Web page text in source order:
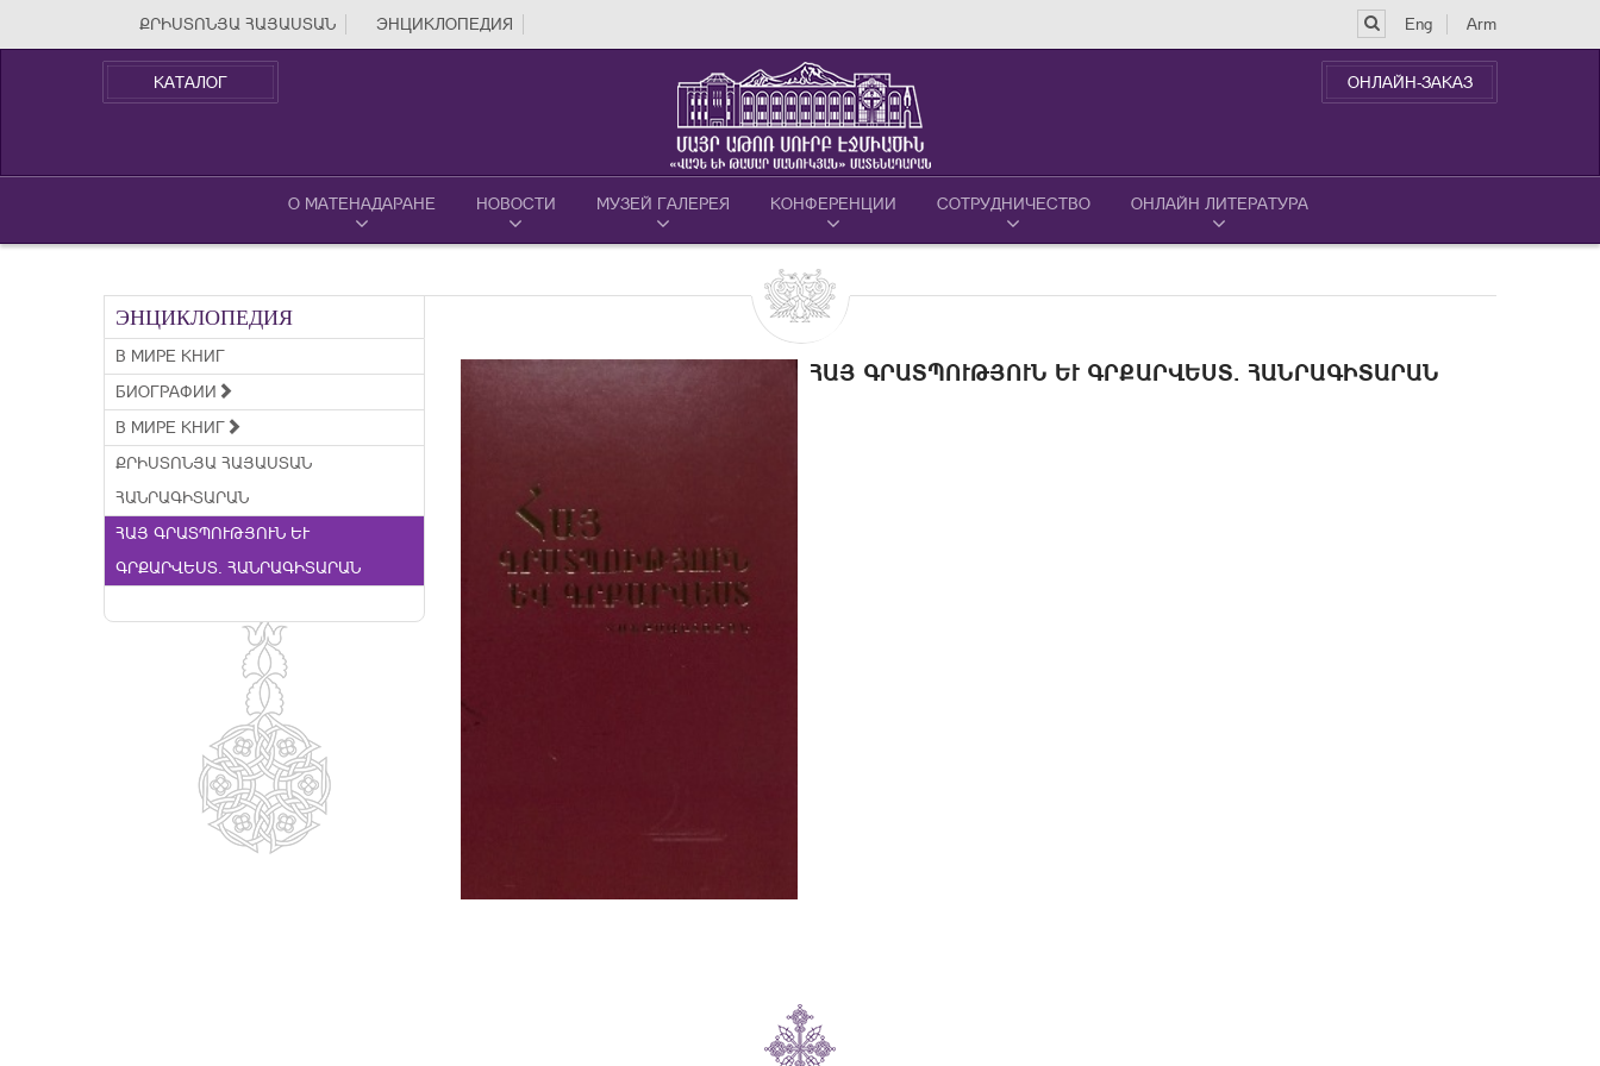
ՔՐԻՍՏՈՆՅԱ ՀԱՅԱՍՏԱՆ ЭНЦИКЛОПЕДИЯ Eng Arm
КАТАЛОГ ОНЛАЙН-ЗАКАЗ
О МАТЕНАДАРАНЕ НОВОСТИ МУЗЕЙ ГАЛЕРЕЯ КОНФЕРЕНЦИИ СОТРУДНИЧЕСТВО ОНЛАЙН ЛИТЕРАТУРА
ЭНЦИКЛОПЕДИЯ
В МИРЕ КНИГ
БИОГРАФИИ
В МИРЕ КНИГ
ՔՐԻՍՏՈՆՅԱ ՀԱՅԱՍՏԱՆ
ՀԱՆՐԱԳԻՏԱՐԱՆ
ՀԱՅ ԳՐԱՏՊՈՒԹՅՈՒՆ ԵՒ Գ
ՐՔԱՐՎԵՍՏ. ՀԱՆՐԱԳԻՏԱՐԱՆ
ՀԱՅ ԳՐԱՏՊՈՒԹՅՈՒՆ ԵՒ ԳՐՔԱՐՎԵՍՏ. ՀԱՆՐԱԳԻՏԱՐԱՆ